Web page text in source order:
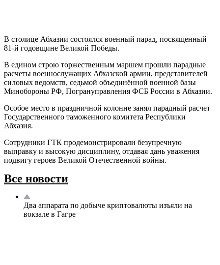
В столице Абхазии состоялся военный парад, посвященный
81-й годовщине Великой Победы.
В едином строю торжественным маршем прошли парадные
расчеты военнослужащих Абхазской армии, представителей
силовых ведомств, седьмой объединённой военной базы
Минобороны РФ, Погрануправления ФСБ России в Абхазии.
Особое место в праздничной колонне занял парадный расчет
Государственного таможенного комитета Республики
Абхазия.
Сотрудники ГТК продемонстрировали безупречную
выправку и высокую дисциплину, отдавая дань уважения
подвигу героев Великой Отечественной войны.
Все новости
Два аппарата по добыче криптовалюты изъяли на
вокзале в Гагре